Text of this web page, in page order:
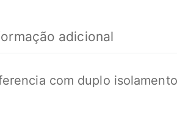
Preto
adicional
com duplo